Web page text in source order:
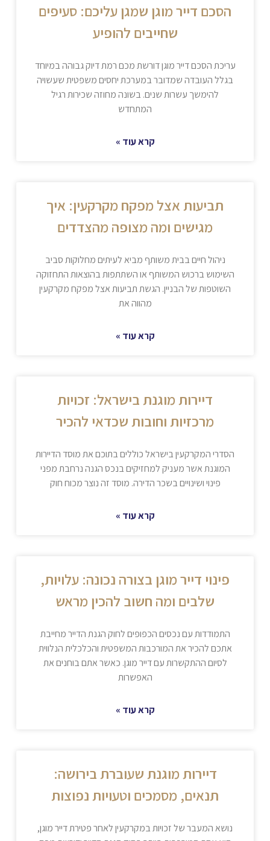
הסכם דייר מוגן שמגן עליכם: סעיפים
שחייבים להופיע
עריכת הסכם דייר מוגן דורשת מכם רמת דיוק גבוהה במיוחד
בגלל העובדה שמדובר במערכת יחסים משפטית שעשויה
להימשך עשרות שנים. בשונה מחוזה שכירות רגיל
המתחדש
קרא עוד »
תביעות אצל מפקח מקרקעין: איך
מגישים ומה מצופה מהצדדים
ניהול חיים בבית משותף מביא לעיתים מחלוקות סביב
השימוש ברכוש המשותף או השתתפות בהוצאות התחזוקה
השוטפות של הבניין. הגשת תביעות אצל מפקח מקרקעין
מהווה את
קרא עוד »
דיירות מוגנת בישראל: זכויות
מרכזיות וחובות שכדאי להכיר
הסדרי המקרקעין בישראל כוללים בתוכם את מוסד הדיירות
המוגנת אשר מעניק למחזיקים בנכס הגנה נרחבת מפני
פינוי ושינויים בשכר הדירה. מוסד זה נוצר מכוח חוק
קרא עוד »
פינוי דייר מוגן בצורה נכונה: עלויות,
שלבים ומה חשוב להכין מראש
התמודדות עם נכסים הכפופים לחוק הגנת הדייר מחייבת
אתכם להכיר את המורכבות המשפטית והכלכלית הנלווית
לסיום ההתקשרות עם דייר מוגן. כאשר אתם בוחנים את
האפשרות
קרא עוד »
דיירות מוגנת שעוברת בירושה:
תנאים, מסמכים וטעויות נפוצות
נושא המעבר של זכויות במקרקעין לאחר פטירת דייר מוגן,